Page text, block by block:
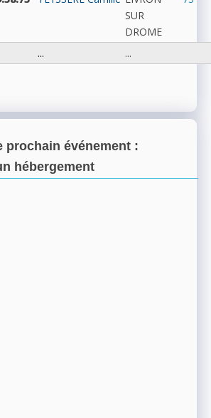
SUR
DROME
... ...
prochain événement :
hébergement